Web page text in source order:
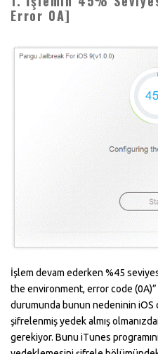
Error 0A]
İşlem devam ederken %45
the environment, error code (0A)”
durumunda bunun nedeninin iOS
şifrelenmiş yedek almış
gerekiyor. Bunu iTunes